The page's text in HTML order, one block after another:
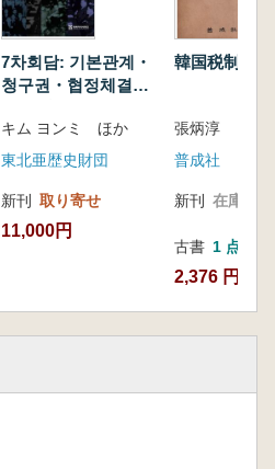
7차회담: 기본관계・
청구권・협정체결
請求権・協定締結)
キム ヨンミ ほか
東北亜歴史財団
新刊 取り寄せ
11,000円
韓国税制史
張炳淳
普成社
新刊 在庫なし
古書 1 点
2,376 円